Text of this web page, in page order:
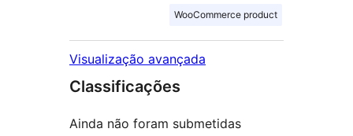
WooCommerce product
Visualização avançada
Classificações
Ainda não foram submetidas